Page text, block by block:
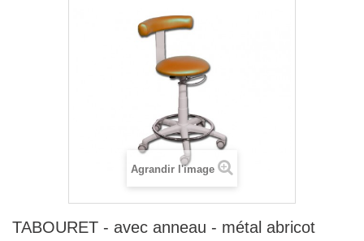
Agrandir l'image
TABOURET - avec anneau - métal abricot